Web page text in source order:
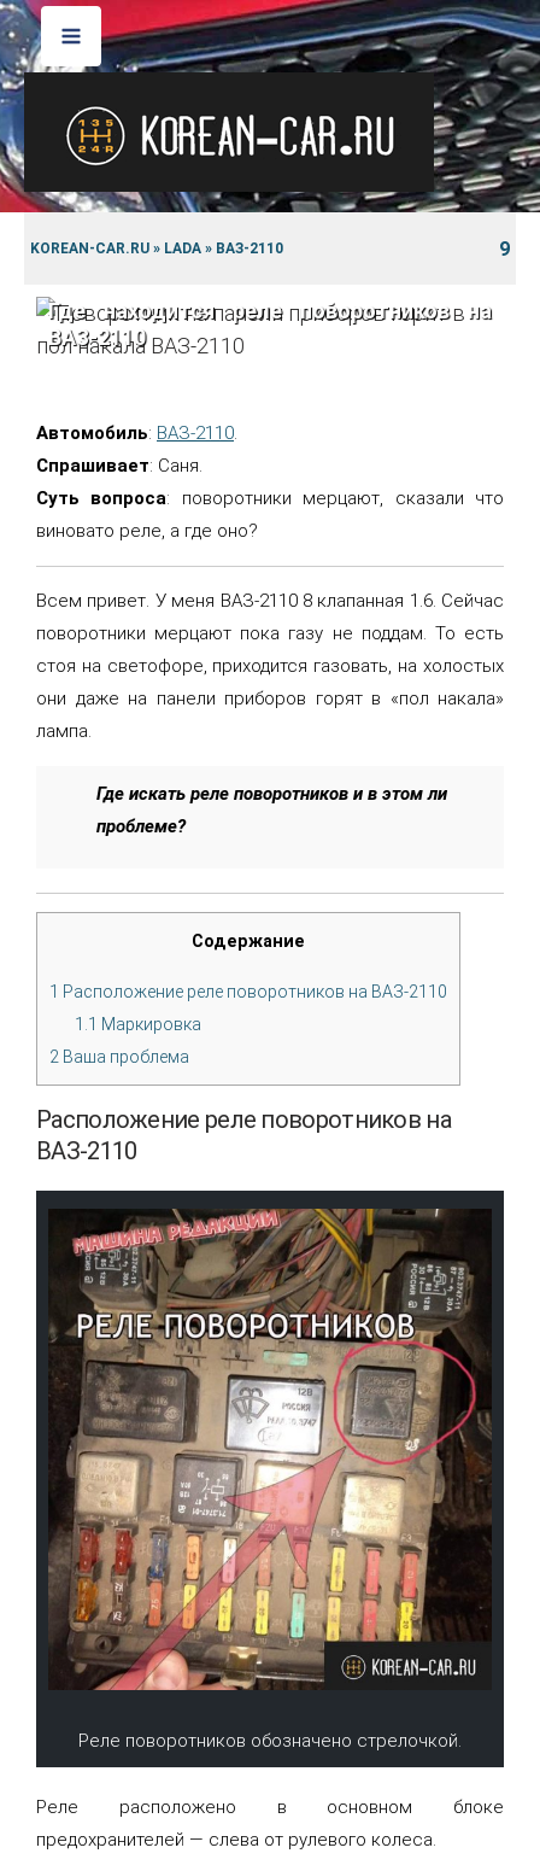
KOREAN-CAR.RU » LADA » ВАЗ-2110 9
Где находится реле поворотников на
ВАЗ-2110
Автомобиль: ВАЗ-2110.
Спрашивает: Саня.
Суть вопроса: поворотники мерцают, сказали что
виновато реле, а где оно?
Всем привет. У меня ВАЗ-2110 8 клапанная 1.6. Сейчас
поворотники мерцают пока газу не поддам. То есть
стоя на светофоре, приходится газовать, на холостых
они даже на панели приборов горят в «пол накала»
лампа.
Где искать реле поворотников и в этом ли
проблеме?
Содержание
1 Расположение реле поворотников на ВАЗ-2110
1.1 Маркировка
2 Ваша проблема
Расположение реле поворотников на
ВАЗ-2110
Реле поворотников обозначено стрелочкой.
Реле расположено в основном блоке
предохранителей — слева от рулевого колеса.